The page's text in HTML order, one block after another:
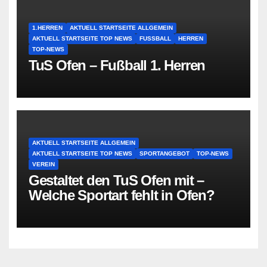
1.HERREN
AKTUELL STARTSEITE ALLGEMEIN
AKTUELL STARTSEITE TOP NEWS
FUSSBALL
HERREN
TOP-NEWS
TuS Ofen – Fußball 1. Herren
AKTUELL STARTSEITE ALLGEMEIN
AKTUELL STARTSEITE TOP NEWS
SPORTANGEBOT
TOP-NEWS
VEREIN
Gestaltet den TuS Ofen mit –
Welche Sportart fehlt in Ofen?